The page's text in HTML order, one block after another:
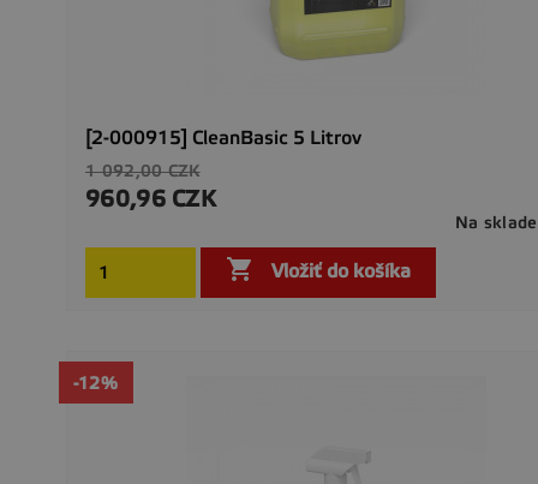
[2-000915] CleanBasic 5 Litrov
Základná
cena
1 092,00 CZK
Cena
960,96 CZK
Na sklade
 Vložiť do košíka
-12%